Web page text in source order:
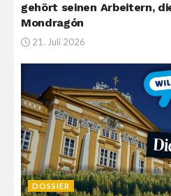
gehört seinen Arbeitern,
Mondragón
21. Juli 2026
DOSSIER